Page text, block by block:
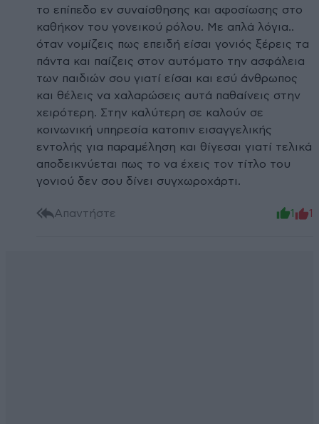
το επίπεδο εν συναίσθησης και αφοσίωσης στο
καθήκον του γονεικού ρόλου. Με απλά λόγια..
όταν νομίζεις πως επειδή είσαι γονιός ξέρεις τα
πάντα και παίζεις στον αυτόματο την ασφάλεια
των παιδιών σου γιατί είσαι και εσύ άνθρωπος
και θέλεις να χαλαρώσεις αυτά παθαίνεις στην
χειρότερη. Στην καλύτερη σε καλούν σε
κοινωνική υπηρεσία κατοπιν εισαγγελικής
εντολής για παραμέληση και θίγεσαι γιατί τελικά
αποδεικνύεται πως το να έχεις τον τίτλο του
γονιού δεν σου δίνει συγχωροχάρτι.
Απαντήστε 1 1